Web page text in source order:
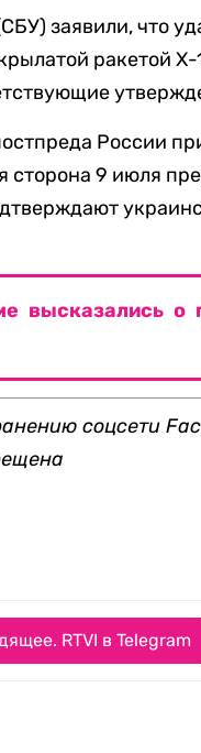
заявили, что
ракетой
России
сторона 9 июля
высказались о
соцсети
RTVI в Telegram